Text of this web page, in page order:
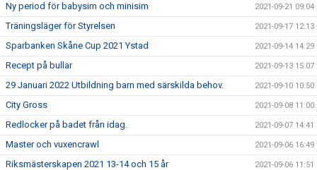
Ny period för babysim och minisim 2021-09-21 09:04
Träningsläger för Styrelsen 2021-09-17 12:13
Sparbanken Skåne Cup 2021 Ystad 2021-09-14 14:29
Recept på bullar 2021-09-13 15:07
29 Januari 2022 Utbildning barn med särskilda behov. 2021-09-10 10:50
City Gross 2021-09-08 11:00
Redlocker på badet från idag. 2021-09-07 14:41
Master och vuxencrawl 2021-09-06 16:49
Riksmästerskapen 2021 13-14 och 15 år 2021-09-06 11:51